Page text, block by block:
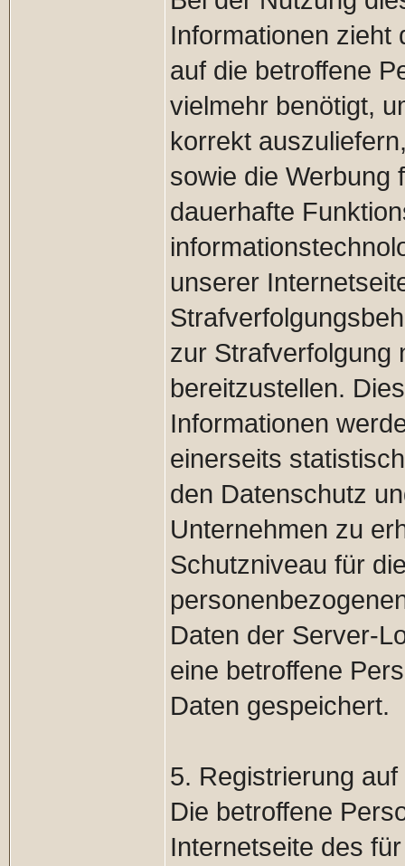
Informationen zieht
auf die betroffene
vielmehr benötigt,
korrekt
sowie die Werbung
dauerhafte
unserer
zur Strafverfolgung
bereitzustellen.
Informationen
einerseits
den Datenschutz
Unternehmen zu
Schutzniveau für
Daten der Server-
eine betroffene
Daten gespeichert.
5. Registrierung
Die betroffene
Internetseite des